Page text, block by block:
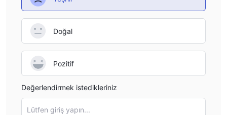
Doğal
Pozitif
Değerlendirmek istedikleriniz
Lütfen giriş yapın...